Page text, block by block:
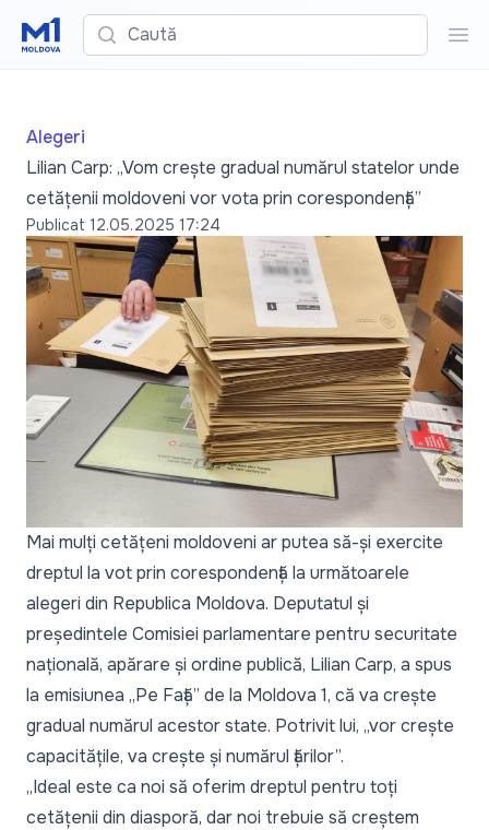
Caută
Alegeri
Lilian Carp: „Vom crește gradual numărul statelor unde
cetățenii moldoveni vor vota prin corespondență”
Publicat 12.05.2025 17:24
Mai mulți cetățeni moldoveni ar putea să-și exercite
dreptul la vot prin corespondență la următoarele
alegeri din Republica Moldova. Deputatul și
președintele Comisiei parlamentare pentru securitate
națională, apărare și ordine publică, Lilian Carp, a spus
la emisiunea „Pe Față” de la Moldova 1, că va crește
gradual numărul acestor state. Potrivit lui, „vor crește
capacitățile, va crește și numărul țărilor”.
„Ideal este ca noi să oferim dreptul pentru toți
cetățenii din diasporă, dar noi trebuie să creștem